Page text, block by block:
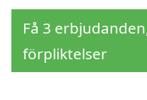
Få 3
förpliktelser